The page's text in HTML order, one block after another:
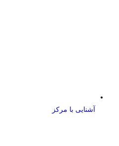
آشنایی با مرکز